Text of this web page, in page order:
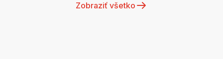
Zobraziť všetko